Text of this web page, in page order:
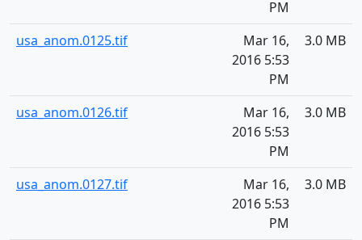
PM
usa_anom.0125.tif
Mar 16,
2016 5:53
PM
3.0 MB
usa_anom.0126.tif
Mar 16,
2016 5:53
PM
3.0 MB
usa_anom.0127.tif
Mar 16,
2016 5:53
PM
3.0 MB